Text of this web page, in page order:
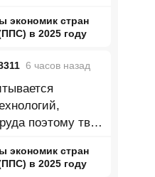
экономик стран
в 2025 году
6 часов назад
поэтому твой
экономик стран
в 2025 году